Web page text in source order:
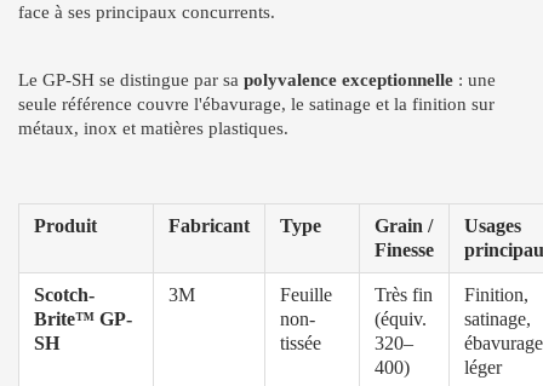
face à ses principaux concurrents.
Le GP-SH se distingue par sa polyvalence exceptionnelle : une
seule référence couvre l'ébavurage, le satinage et la finition sur
métaux, inox et matières plastiques.
Produit Fabricant Type
Grain /
Finesse
Usages
Scotch-
Brite™ GP-
SH
3M
Feuille
non-
tissée
Très fin
(équiv.
320–
400)
Finition,
satinage,
ébavurage
léger